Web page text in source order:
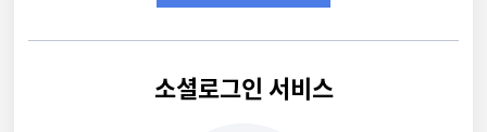
소셜로그인 서비스